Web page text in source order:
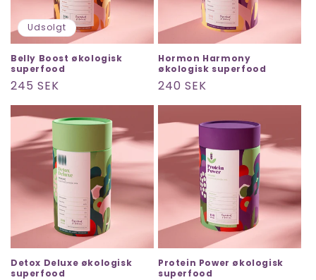
Udsolgt
Belly Boost økologisk
superfood
Normalpris
245 SEK
Hormon Harmony
økologisk superfood
Normalpris
240 SEK
Detox Deluxe økologisk
superfood
Protein Power økologisk
superfood